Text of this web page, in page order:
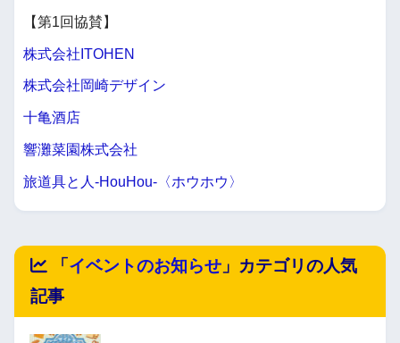
【第1回協賛】
株式会社ITOHEN
株式会社岡崎デザイン
十亀酒店
響灘菜園株式会社
旅道具と人-HouHou-〈ホウホウ〉
「イベントのお知らせ 」カテゴリの人気
記事